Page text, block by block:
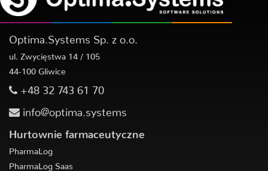
Optima.Systems Sp. z o.o.
ul. Zwycięstwa 14 / 105
44-100 Gliwice
+48 32 743 61 70
info@optima.systems
Hurtownie farmaceutyczne
PharmaLog
PharmaLog Saas